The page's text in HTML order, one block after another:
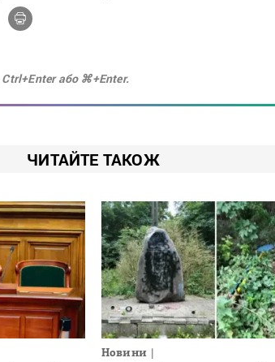
Ctrl+Enter або ⌘+Enter.
ЧИТАЙТЕ ТАКОЖ
Новини